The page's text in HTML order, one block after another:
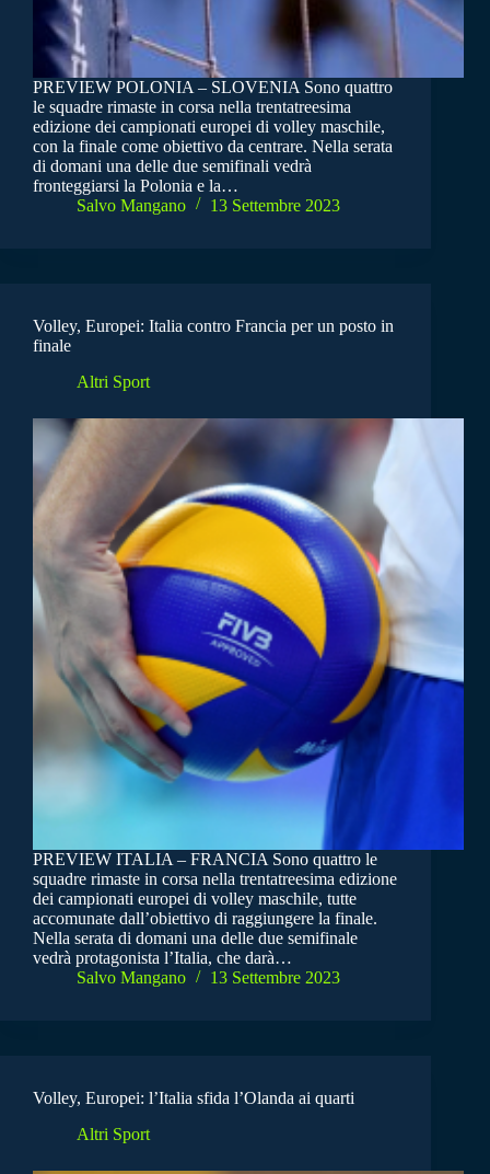
PREVIEW POLONIA – SLOVENIA Sono quattro
le squadre rimaste in corsa nella trentatreesima
edizione dei campionati europei di volley maschile,
con la finale come obiettivo da centrare. Nella serata
di domani una delle due semifinali vedrà
fronteggiarsi la Polonia e la…
Salvo Mangano
13 Settembre 2023
Volley, Europei: Italia contro Francia per un posto in
finale
Altri Sport
PREVIEW ITALIA – FRANCIA Sono quattro le
squadre rimaste in corsa nella trentatreesima edizione
dei campionati europei di volley maschile, tutte
accomunate dall’obiettivo di raggiungere la finale.
Nella serata di domani una delle due semifinale
vedrà protagonista l’Italia, che darà…
Salvo Mangano
13 Settembre 2023
Volley, Europei: l’Italia sfida l’Olanda ai quarti
Altri Sport